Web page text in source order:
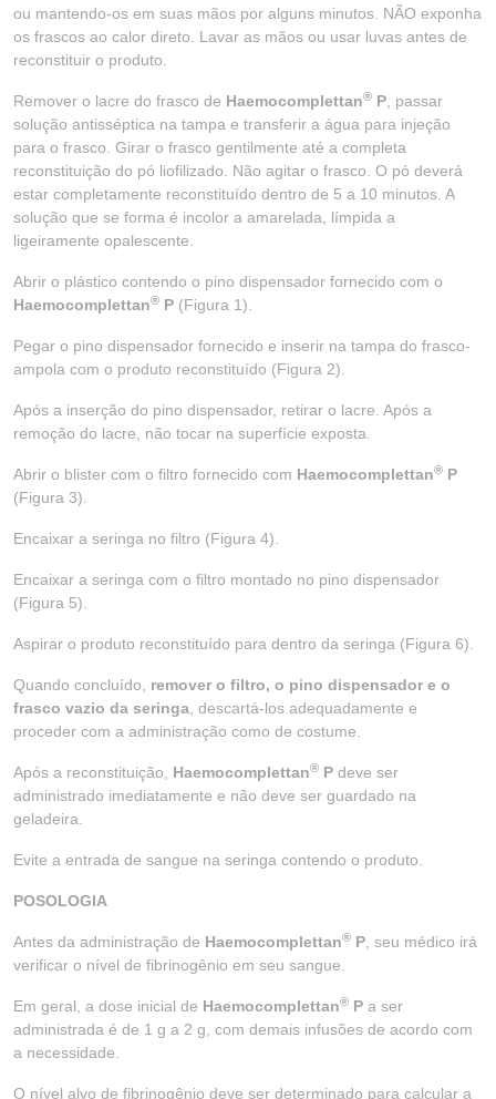
ou mantendo-os em suas mãos por alguns minutos. NÃO exponha
os frascos ao calor direto. Lavar as mãos ou usar luvas antes de
reconstituir o produto.
Remover o lacre do frasco de Haemocomplettan® P , passar
solução antisséptica na tampa e transferir a água para injeção
para o frasco. Girar o frasco gentilmente até a completa
reconstituição do pó liofilizado. Não agitar o frasco. O pó deverá
estar completamente reconstituído dentro de 5 a 10 minutos. A
solução que se forma é incolor a amarelada, límpida a
ligeiramente opalescente.
Abrir o plástico contendo o pino dispensador fornecido com o
Haemocomplettan® P (Figura 1).
Pegar o pino dispensador fornecido e inserir na tampa do frasco-
ampola com o produto reconstituído (Figura 2).
Após a inserção do pino dispensador, retirar o lacre. Após a
remoção do lacre, não tocar na superfície exposta.
Abrir o blister com o filtro fornecido com Haemocomplettan® P
(Figura 3).
Encaixar a seringa no filtro (Figura 4).
Encaixar a seringa com o filtro montado no pino dispensador
(Figura 5).
Aspirar o produto reconstituído para dentro da seringa (Figura 6).
Quando concluído, remover o filtro, o pino dispensador e o
frasco vazio da seringa , descartá-los adequadamente e
proceder com a administração como de costume.
Após a reconstituição, Haemocomplettan® P deve ser
administrado imediatamente e não deve ser guardado na
geladeira.
Evite a entrada de sangue na seringa contendo o produto.
POSOLOGIA
Antes da administração de Haemocomplettan® P , seu médico irá
verificar o nível de fibrinogênio em seu sangue.
Em geral, a dose inicial de Haemocomplettan® P a ser
administrada é de 1 g a 2 g, com demais infusões de acordo com
a necessidade.
O nível alvo de fibrinogênio deve ser determinado para calcular a